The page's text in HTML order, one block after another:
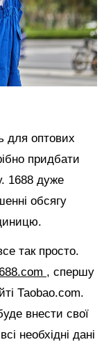
для оптових
придбати
1688 дуже
обсягу
так просто.
, спершу
Таоbао.com.
внести свої
необхідні дані